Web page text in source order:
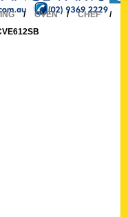
/ OVEN / CHEF
/